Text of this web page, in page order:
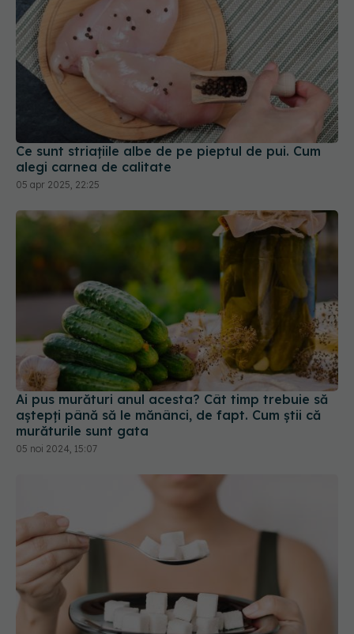
Ce sunt striațiile albe de pe pieptul de pui. Cum
alegi carnea de calitate
05 apr 2025, 22:25
Ai pus murături anul acesta? Cât timp trebuie să
aștepți până să le mănânci, de fapt. Cum știi că
murăturile sunt gata
05 noi 2024, 15:07